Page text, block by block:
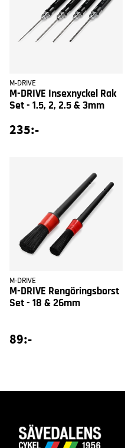
M-DRIVE
M-DRIVE Insexnyckel Rak
Set - 1.5, 2, 2.5 & 3mm
235:-
M-DRIVE
M-DRIVE Rengöringsborst
Set - 18 & 26mm
89:-